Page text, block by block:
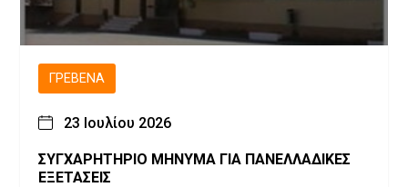
ΓΡΕΒΕΝΆ
23 Ιουλίου 2026
ΣΥΓΧΑΡΗΤΗΡΙΟ ΜΗΝΥΜΑ ΓΙΑ ΠΑΝΕΛΛΑΔΙΚΕΣ
ΕΞΕΤΑΣΕΙΣ